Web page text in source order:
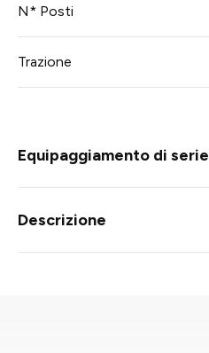
N* Posti
Trazione
Equipaggiamento di serie
Descrizione